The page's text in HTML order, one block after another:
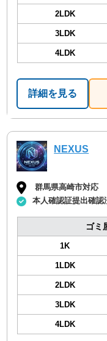
2LDK
3LDK
4LDK
詳細を見る
NEXUS
群馬県高崎市対応
本人確認証提出確認
ゴミ
1K
1LDK
2LDK
3LDK
4LDK